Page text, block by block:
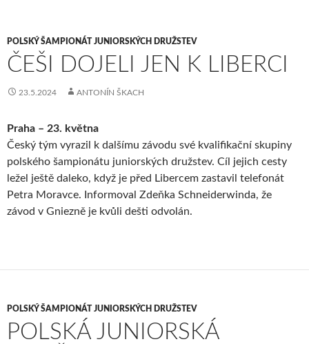
POLSKÝ ŠAMPIONÁT JUNIORSKÝCH DRUŽSTEV
ČEŠI DOJELI JEN K LIBERCI
23.5.2024 ANTONÍN ŠKACH
Praha – 23. května
Český tým vyrazil k dalšímu závodu své kvalifikační skupiny
polského šampionátu juniorských družstev. Cíl jejich cesty
ležel ještě daleko, když je před Libercem zastavil telefonát
Petra Moravce. Informoval Zdeňka Schneiderwinda, že
závod v Gniezně je kvůli dešti odvolán.
POLSKÝ ŠAMPIONÁT JUNIORSKÝCH DRUŽSTEV
POLSKÁ JUNIORSKÁ